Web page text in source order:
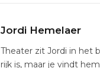
Jordi Hemelaer
Theater zit Jordi in het
rijk is, maar je vindt